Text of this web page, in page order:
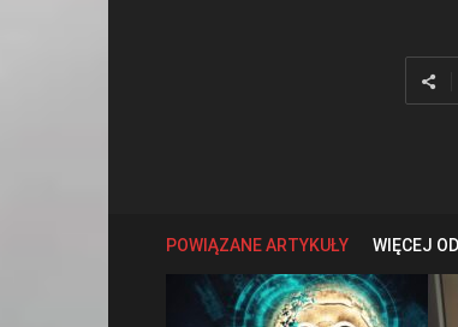
POWIĄZANE ARTYKUŁY WIĘCEJ